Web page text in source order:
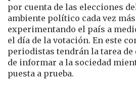
por cuenta de las elecciones
ambiente político cada vez
experimentando el país a
el día de la votación. En este
periodistas tendrán la tarea
de informar a la sociedad
puesta a prueba.